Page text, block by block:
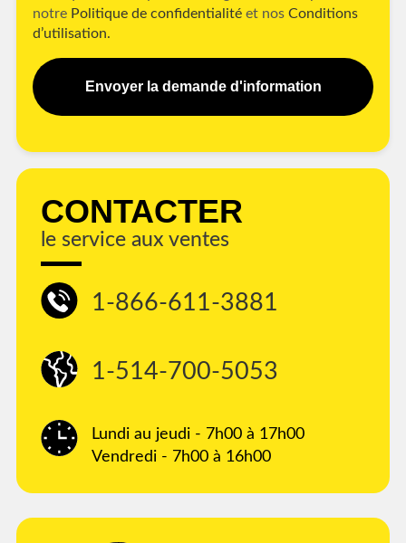
notre Politique de confidentialité et nos Conditions
d’utilisation.
Envoyer la demande d'information
CONTACTER
le service aux ventes
1-866-611-3881
1-514-700-5053
Lundi au jeudi - 7h00 à 17h00
Vendredi - 7h00 à 16h00